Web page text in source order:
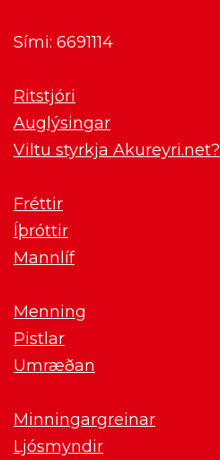
Sími: 6691114
Ritstjóri
Auglýsingar
Viltu styrkja Akureyri.net?
Fréttir
Íþróttir
Mannlíf
Menning
Pistlar
Umræðan
Minningargreinar
Ljósmyndir